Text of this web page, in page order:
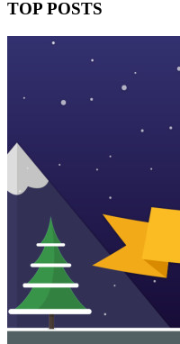
TOP POSTS